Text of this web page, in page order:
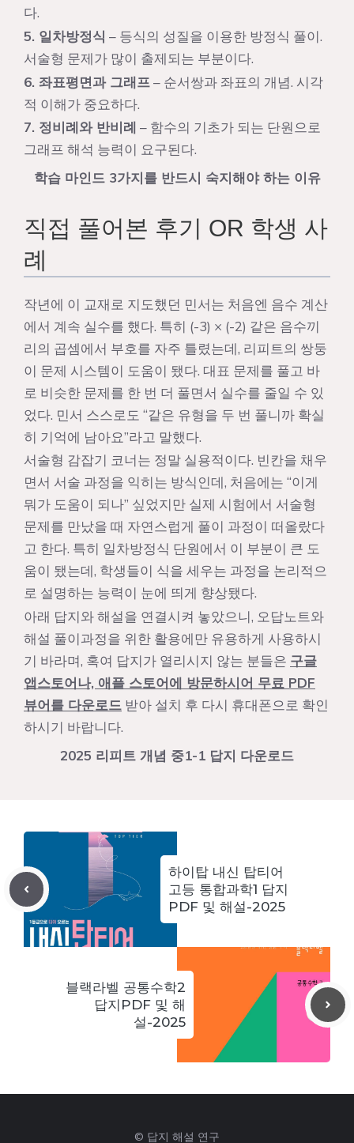
다.
5. 일차방정식 – 등식의 성질을 이용한 방정식 풀이.
서술형 문제가 많이 출제되는 부분이다.
6. 좌표평면과 그래프– 순서쌍과 좌표의 개념. 시각
적 이해가 중요하다.
7. 정비례와 반비례 – 함수의 기초가 되는 단원으로
그래프 해석 능력이 요구된다.
학습 마인드 3가지를 반드시 숙지해야 하는 이유
직접 풀어본 후기 OR 학생 사
례
작년에 이 교재로 지도했던 민서는 처음엔 음수 계산
에서 계속 실수를 했다. 특히 (-3) × (-2) 같은 음수끼
리의 곱셈에서 부호를 자주 틀렸는데, 리피트의 쌍둥
이 문제 시스템이 도움이 됐다. 대표 문제를 풀고 바
로 비슷한 문제를 한 번 더 풀면서 실수를 줄일 수 있
었다. 민서 스스로도 “같은 유형을 두 번 풀니까 확실
히 기억에 남아요”라고 말했다.
서술형 감잡기 코너는 정말 실용적이다. 빈칸을 채우
면서 서술 과정을 익히는 방식인데, 처음에는 “이게
뭐가 도움이 되나” 싶었지만 실제 시험에서 서술형
문제를 만났을 때 자연스럽게 풀이 과정이 떠올랐다
고 한다. 특히 일차방정식 단원에서 이 부분이 큰 도
움이 됐는데, 학생들이 식을 세우는 과정을 논리적으
로 설명하는 능력이 눈에 띄게 향상됐다.
아래 답지와 해설을 연결시켜 놓았으니, 오답노트와
해설 풀이과정을 위한 활용에만 유용하게 사용하시
기 바라며, 혹여 답지가 열리시지 않는 분들은 구글
앱스토어나, 애플 스토어에 방문하시어 무료 PDF
뷰어를 다운로드 받아 설치 후 다시 휴대폰으로 확인
하시기 바랍니다.
2025 리피트 개념 중1-1 답지 다운로드
하이탑 내신 탑티어
고등 통합과학1 답지
PDF 및 해설-2025
블랙라벨 공통수학2
답지PDF 및 해
설-2025
© 답지 해설 연구